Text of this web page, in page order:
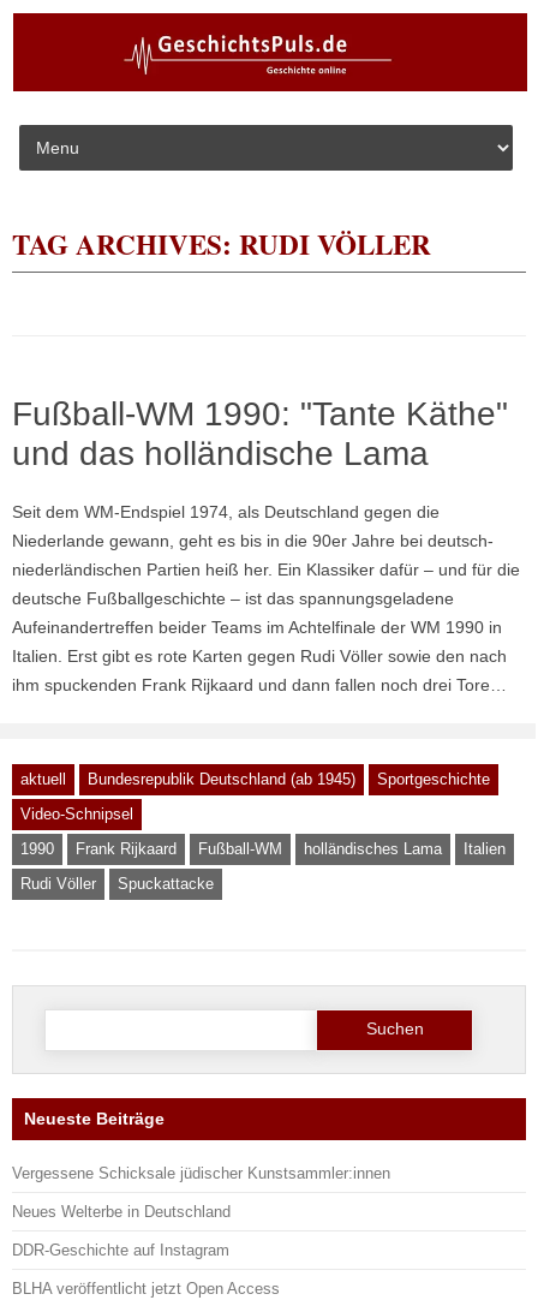
Skip to content
TAG ARCHIVES: RUDI VÖLLER
Fußball-WM 1990: "Tante Käthe"
und das holländische Lama
Seit dem WM-Endspiel 1974, als Deutschland gegen die
Niederlande gewann, geht es bis in die 90er Jahre bei deutsch-
niederländischen Partien heiß her. Ein Klassiker dafür – und für die
deutsche Fußballgeschichte – ist das spannungsgeladene
Aufeinandertreffen beider Teams im Achtelfinale der WM 1990 in
Italien. Erst gibt es rote Karten gegen Rudi Völler sowie den nach
ihm spuckenden Frank Rijkaard und dann fallen noch drei Tore…
aktuell Bundesrepublik Deutschland (ab 1945)
Sportgeschichte
Video-Schnipsel
1990
Frank Rijkaard Fußball-WM holländisches Lama
Italien
Rudi Völler
Spuckattacke
Suche
Neueste Beiträge
Vergessene Schicksale jüdischer Kunstsammler:innen
Neues Welterbe in Deutschland
DDR-Geschichte auf Instagram
BLHA veröffentlicht jetzt Open Access